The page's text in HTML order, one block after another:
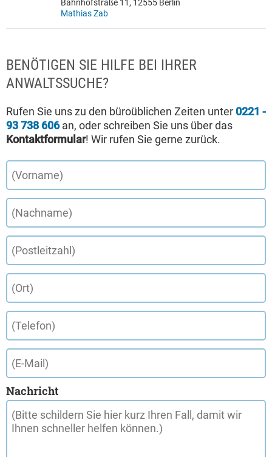
Bahnhofstraße 11, 12555 Berlin
Mathias Zab
BENÖTIGEN SIE HILFE BEI IHRER
ANWALTSSUCHE?
Rufen Sie uns zu den büroüblichen Zeiten unter 0221 -
93 738 606an, oder schreiben Sie uns über das
Kontaktformular! Wir rufen Sie gerne zurück.
Nachricht